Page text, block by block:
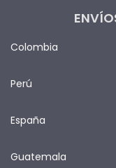
Colombia
Perú
España
Guatemala